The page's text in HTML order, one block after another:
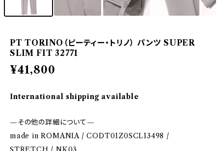
PT TORINO（ピーティー・トリノ） パンツ SUPER
SLIM FIT 32771
¥41,800
International shipping available
—その他の詳細について—
made in ROMANIA / CODT01Z0SCL13498 /